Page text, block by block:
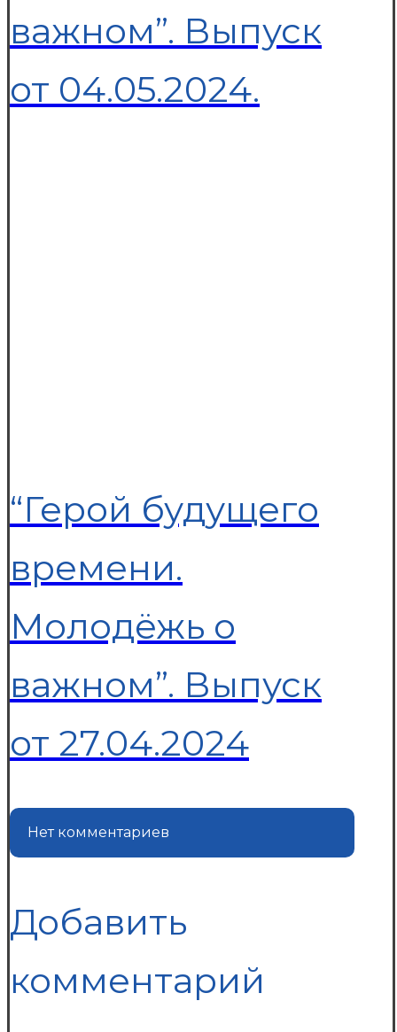
важном”. Выпуск
от 04.05.2024.
“Герой будущего
времени.
Молодёжь о
важном”. Выпуск
от 27.04.2024
Нет комментариев
Добавить
комментарий